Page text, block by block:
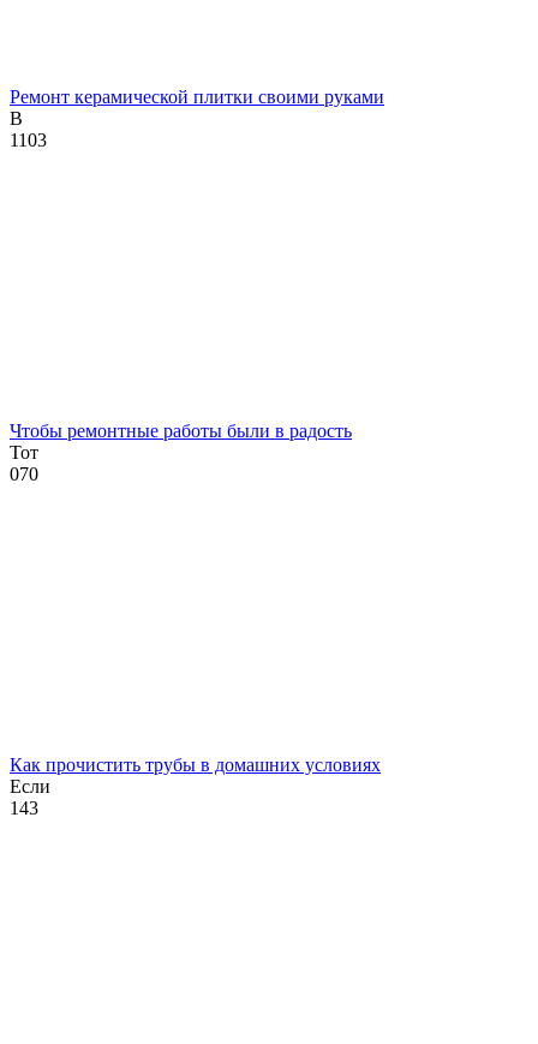
Ремонт керамической плитки своими руками
В
1103
Чтобы ремонтные работы были в радость
Тот
070
Как прочистить трубы в домашних условиях
Если
143